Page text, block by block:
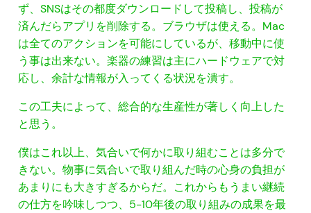
ず、SNSはその都度ダウンロードして投稿し、投稿が
済んだらアプリを削除する。ブラウザは使える。Mac
は全てのアクションを可能にしているが、移動中に使
う事は出来ない。楽器の練習は主にハードウェアで対
応し、余計な情報が入ってくる状況を潰す。
この工夫によって、総合的な生産性が著しく向上した
と思う。
僕はこれ以上、気合いで何かに取り組むことは多分で
きない。物事に気合いで取り組んだ時の心身の負担が
あまりにも大きすぎるからだ。これからもうまい継続
の仕方を吟味しつつ、5-10年後の取り組みの成果を最